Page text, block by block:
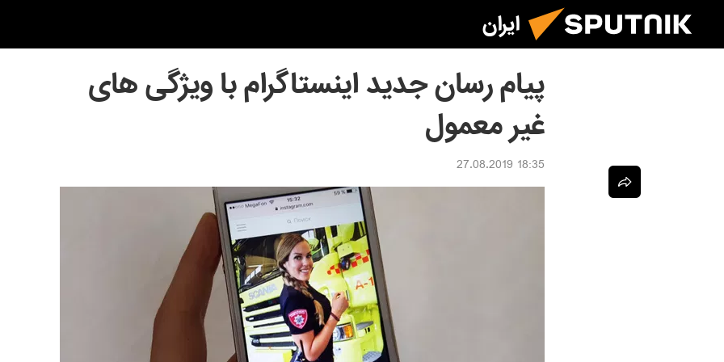
ایران
پیام رسان جدید اینستاگرام با ویژگی های
غیر معمول
18:35 27.08.2019